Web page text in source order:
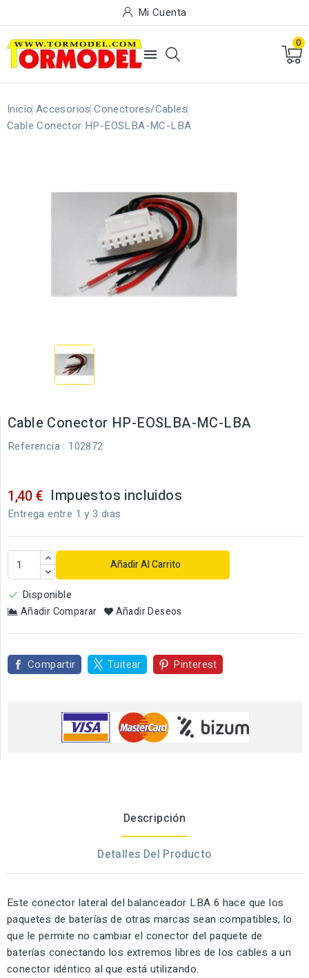
Mi Cuenta

0
Inicio Accesorios Conectores/Cables
Cable Conector HP-EOSLBA-MC-LBA
Cable Conector HP-EOSLBA-MC-LBA
Referencia : 102872
1,40 € Impuestos incluidos
Entrega entre 1 y 3 dias
Añadir Al Carrito
 Disponible
Añadir Comparar Añadir Deseos
Compartir Tuitear Pinterest
Descripción
Detalles Del Producto
Este conector lateral del balanceador LBA 6 hace que los
paquetes de baterías de otras marcas sean compatibles, lo
que le permite no cambiar el conector del paquete de
baterías conectando los extremos libres de los cables a un
conector idéntico al que está utilizando.